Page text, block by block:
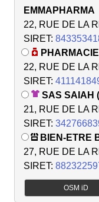
EMMAPHARMA
22, RUE DE LA
SIRET:
22, RUE DE LA
SIRET:
SAS SAIAH
21, RUE DE LA
SIRET:
BIEN-ETRE
27, RUE DE LA
SIRET:
OSM iD